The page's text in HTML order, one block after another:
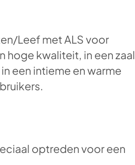
Leef met ALS voor
hoge kwaliteit, in een zaal
een intieme en warme
optreden voor een